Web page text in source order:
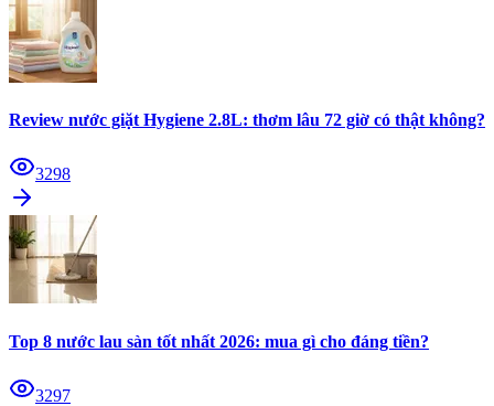
Review nước giặt Hygiene 2.8L: thơm lâu 72 giờ có thật không?
3298
Top 8 nước lau sàn tốt nhất 2026: mua gì cho đáng tiền?
3297